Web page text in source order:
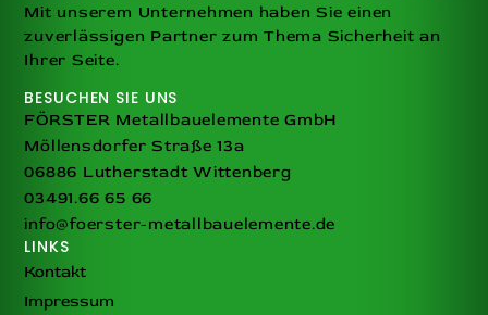
Mit unserem Unternehmen haben Sie einen
zuverlässigen Partner zum Thema Sicherheit an
Ihrer Seite.
BESUCHEN SIE UNS
FÖRSTER Metallbauelemente GmbH
Möllensdorfer Straße 13a
06886 Lutherstadt Wittenberg
03491.66 65 66
info@foerster-metallbauelemente.de
LINKS
Kontakt
Impressum